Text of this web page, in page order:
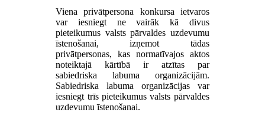
Viena privātpersona konkursa ietvaros
var iesniegt ne vairāk kā divus
pieteikumus valsts pārvaldes uzdevumu
īstenošanai, izņemot tādas
privātpersonas, kas normatīvajos aktos
noteiktajā kārtībā ir atzītas par
sabiedriska labuma organizācijām.
Sabiedriska labuma organizācijas var
iesniegt trīs pieteikumus valsts pārvaldes
uzdevumu īstenošanai.